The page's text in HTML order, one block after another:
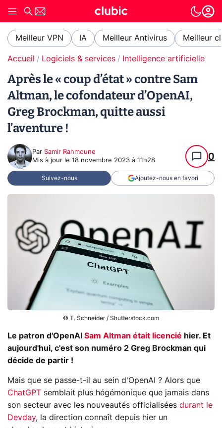
Meilleur VPN IA Meilleur Antivirus Meilleur
Accueil Logiciels & services Intelligence artificielle
Après le « coup d’état » contre Sam
Altman, le cofondateur d’OpenAI,
Greg Brockman, quitte aussi
l’aventure !
Par Samir Rahmoune
Mis à jour le 18 novembre 2023 à 11h28 0
Suivez-nous Ajoutez-nous en favori
© T. Schneider / Shutterstock.com
Le patron d'OpenAI Sam Altman était licencié hier. Et
aujourd'hui, c'est son numéro 2 Greg Brockman qui
décide de partir !
Mais que se passe-t-il au sein d'OpenAI ? Alors que
ChatGPT semblait plus hégémonique que jamais dans
son secteur avec les nouveautés officialisées durant le
Devday, la direction connaît depuis hier un